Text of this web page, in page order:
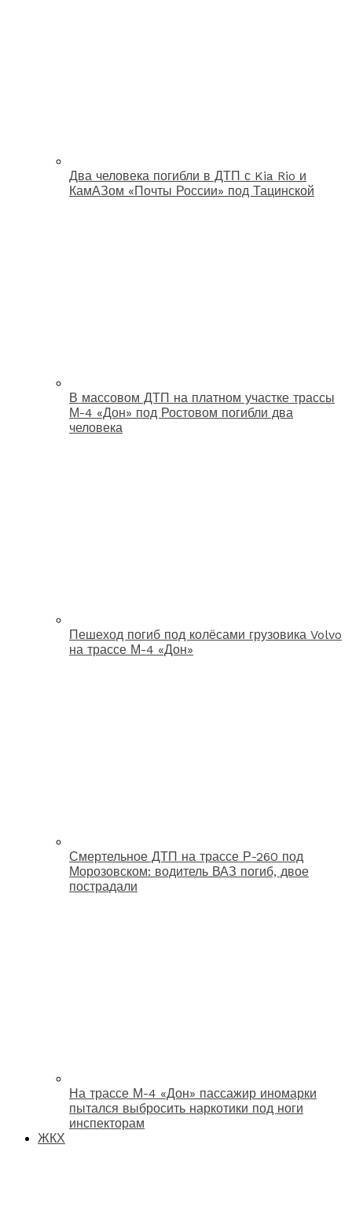
Два человека погибли в ДТП с Kia Rio и
КамАЗом «Почты России» под Тацинской
В массовом ДТП на платном участке трассы
М-4 «Дон» под Ростовом погибли два
человека
Пешеход погиб под колёсами грузовика Volvo
на трассе М-4 «Дон»
Смертельное ДТП на трассе Р-260 под
Морозовском: водитель ВАЗ погиб, двое
пострадали
На трассе М-4 «Дон» пассажир иномарки
пытался выбросить наркотики под ноги
инспекторам
ЖКХ